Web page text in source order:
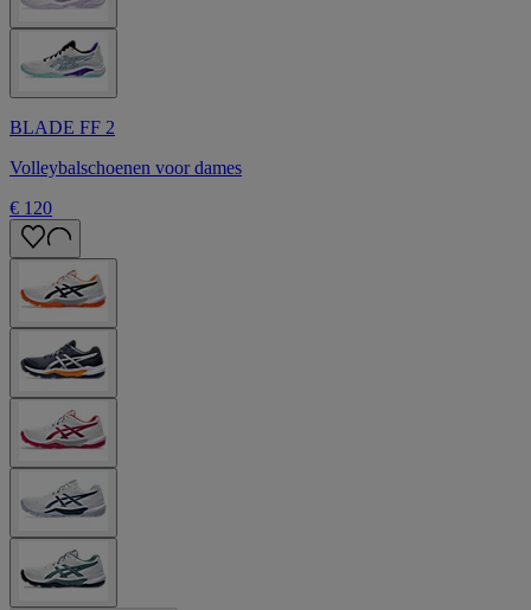
BLADE FF 2
Volleybalschoenen voor dames
€ 120